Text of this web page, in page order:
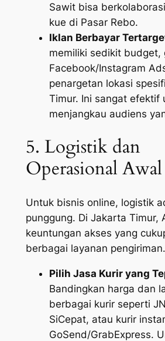
Sawit bisa
kue di Pasar Rebo.
Iklan Berbayar
memiliki sedikit budget,
Facebook/Instagram
penargetan lokasi
Timur. Ini sangat efektif
menjangkau audiens
5. Logistik dan
Operasional Awal
Untuk bisnis online, logistik
punggung. Di Jakarta Timur,
keuntungan akses yang
berbagai layanan pengiriman.
Pilih Jasa Kurir yang
Bandingkan harga dan
berbagai kurir seperti
SiCepat, atau kurir
GoSend/GrabExpress.